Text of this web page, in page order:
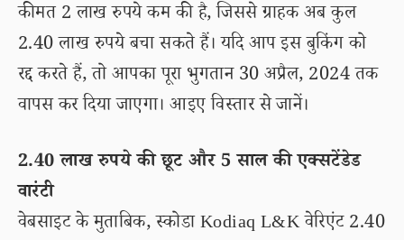
कीमत 2 लाख रुपये कम की है, जिससे ग्राहक अब कुल
2.40 लाख रुपये बचा सकते हैं। यदि आप इस बुकिंग को
रद्द करते हैं, तो आपका पूरा भुगतान 30 अप्रैल, 2024 तक
वापस कर दिया जाएगा। आइए विस्तार से जानें।
2.40 लाख रुपये की छूट और 5 साल की एक्सटेंडेड
वारंटी
वेबसाइट के मुताबिक, स्कोडा Kodiaq L&K वेरिएंट 2.40